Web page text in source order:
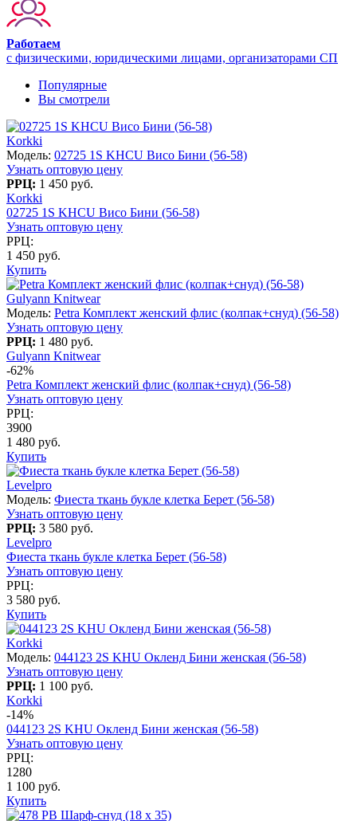
Работаем
с физическими, юридическими лицами, организаторами СП
Популярные
Вы смотрели
Korkki
Модель: 02725 1S KHCU Висо Бини (56-58)
Узнать оптовую цену
РРЦ: 1 450 руб.
Korkki
02725 1S KHCU Висо Бини (56-58)
Узнать оптовую цену
РРЦ:
1 450 руб.
Купить
Gulyann Knitwear
Модель: Petra Комплект женский флис (колпак+снуд) (56-58)
Узнать оптовую цену
РРЦ: 1 480 руб.
Gulyann Knitwear
-62%
Petra Комплект женский флис (колпак+снуд) (56-58)
Узнать оптовую цену
РРЦ:
3900
1 480 руб.
Купить
Levelpro
Модель: Фиеста ткань букле клетка Берет (56-58)
Узнать оптовую цену
РРЦ: 3 580 руб.
Levelpro
Фиеста ткань букле клетка Берет (56-58)
Узнать оптовую цену
РРЦ:
3 580 руб.
Купить
Korkki
Модель: 044123 2S KHU Окленд Бини женская (56-58)
Узнать оптовую цену
РРЦ: 1 100 руб.
Korkki
-14%
044123 2S KHU Окленд Бини женская (56-58)
Узнать оптовую цену
РРЦ:
1280
1 100 руб.
Купить